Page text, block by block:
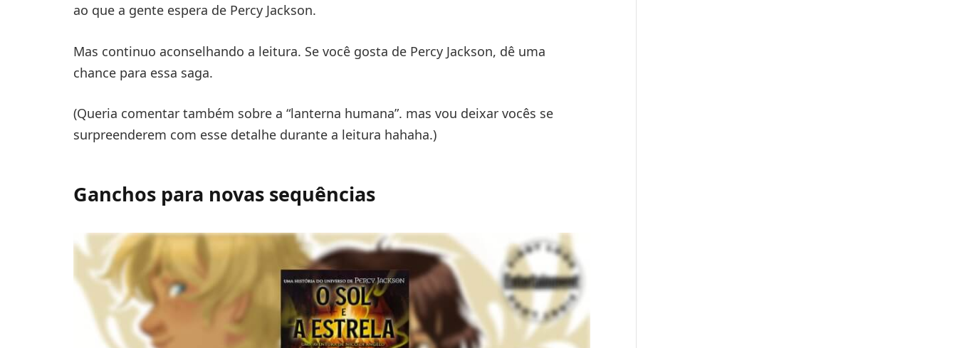
ao que a gente espera de Percy Jackson.
Mas continuo aconselhando a leitura. Se você gosta de Percy Jackson, dê uma
chance para essa saga.
(Queria comentar também sobre a “lanterna humana”. mas vou deixar vocês se
surpreenderem com esse detalhe durante a leitura hahaha.)
Ganchos para novas sequências